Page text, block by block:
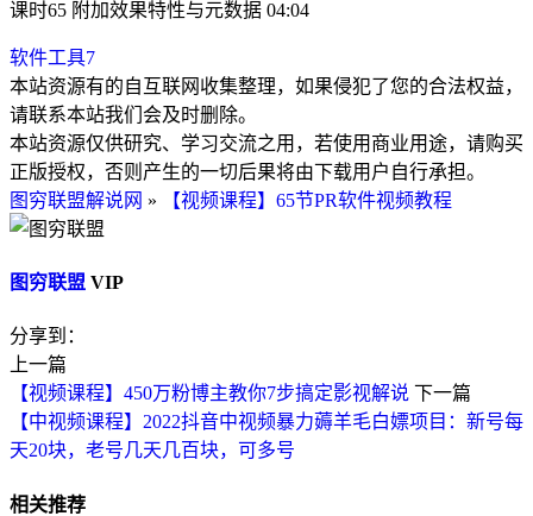
课时65 附加效果特性与元数据 04:04
软件工具7
本站资源有的自互联网收集整理，如果侵犯了您的合法权益，
请联系本站我们会及时删除。
本站资源仅供研究、学习交流之用，若使用商业用途，请购买
正版授权，否则产生的一切后果将由下载用户自行承担。
图穷联盟解说网 » 【视频课程】65节PR软件视频教程
图穷联盟 VIP
分享到：
上一篇
【视频课程】450万粉博主教你7步搞定影视解说 下一篇
【中视频课程】2022抖音中视频暴力薅羊毛白嫖项目：新号每
天20块，老号几天几百块，可多号
相关推荐